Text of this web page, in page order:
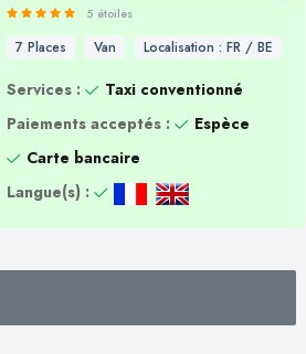
5 étoiles
7 Places Van Localisation : FR / BE
Services :
Taxi conventionné
Paiements acceptés :
Espèce
Carte bancaire
Langue(s) :